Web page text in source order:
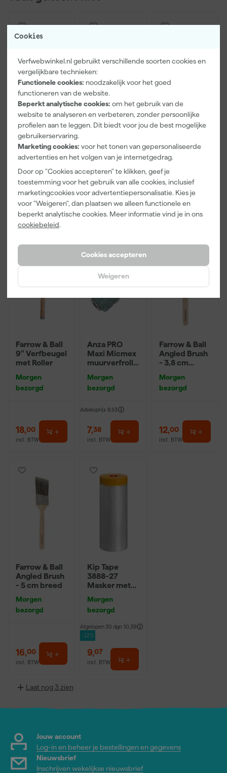
Cookies
Verfwebwinkel.nl gebruikt verschillende soorten cookies en
vergelijkbare technieken:
Functionele cookies: noodzakelijk voor het goed
functioneren van de website.
Beperkt analytische cookies: om het gebruik van de
website te analyseren en verbeteren, zonder persoonlijke
profielen aan te leggen. Dit biedt voor jou de best mogelijke
gebruikerservaring.
Marketing cookies: voor het tonen van gepersonaliseerde
advertenties en het volgen van je internetgedrag.
Door op "Cookies accepteren" te klikken, geef je
toestemming voor het gebruik van alle cookies, inclusief
marketingcookies voor advertentiepersonalisatie. Kies je
voor "Weigeren", dan plaatsen we alleen functionele en
beperkt analytische cookies. Meer informatie vind je in ons
cookiebeleid.
Cookies accepteren
Weigeren
Paintura
Lucamax
Washi tape -
50mx24mm
Morgen
3,99
incl. BTW
Farrow & Ball
r
Morgen
22,00
incl. BTW
Klingspor
Schuurblok
m Sk 500
P220
Morgen
1,39
incl. BTW
Farrow & Ball
9" Verfbeugel
met Roller
Morgen
bezorgd
18,00
incl. BTW
Anza PRO
Maxi Micmex
muurverfrolle
Morgen
bezorgd
Adviesprijs 8,53
7,38
incl. BTW
Farrow & Ball
Angled Brush
- 3,8 cm
Morgen
bezorgd
12,00
incl. BTW
Farrow & Ball
Angled Brush
- 5 cm breed
Morgen
bezorgd
16,00
incl. BTW
Kip Tape
3888-27
Masker met
2,7 x 20m
Morgen
bezorgd
Afgelopen 30 dgn 10,39
-12%
9,07
incl. BTW
Laat nog 3 zien
Jouw account
Log-in en beheer je bestellingen en gegevens
Nieuwsbrief
Inschrijven wekelijkse nieuwsbrief